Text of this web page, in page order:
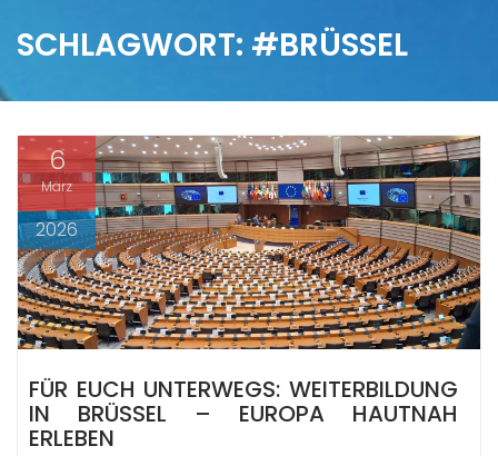
SCHLAGWORT: #BRÜSSEL
6
März
2026
FÜR EUCH UNTERWEGS: WEITERBILDUNG
IN BRÜSSEL – EUROPA HAUTNAH
ERLEBEN